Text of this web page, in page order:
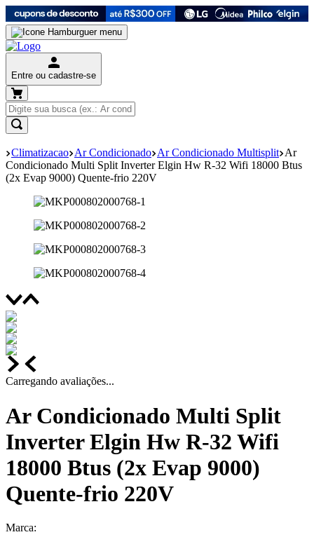
Entre ou cadastre-se
Climatizacao Ar Condicionado Ar Condicionado Multisplit Ar
Condicionado Multi Split Inverter Elgin Hw R-32 Wifi 18000 Btus
(2x Evap 9000) Quente-frio 220V
Carregando avaliações...
Ar Condicionado Multi Split
Inverter Elgin Hw R-32 Wifi
18000 Btus (2x Evap 9000)
Quente-frio 220V
Marca: